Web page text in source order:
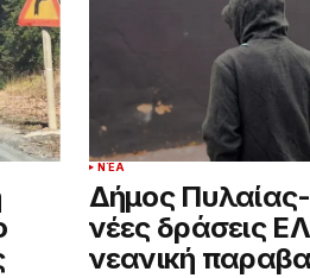
ΝΈΑ
Δήμος
νέες δράσεις
νεανική